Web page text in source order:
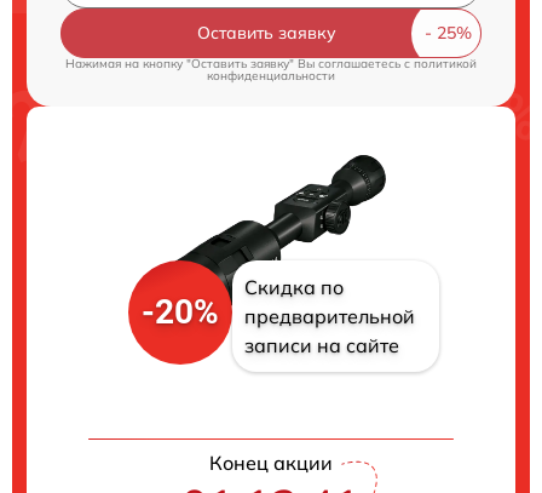
Оставить заявку
Нажимая на кнопку "Оставить заявку" Вы соглашаетесь cполитикой
конфиденциальности
-20%
Скидка по
предварительной
записи на сайте
Конец акции